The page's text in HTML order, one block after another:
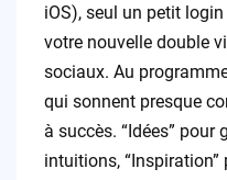
iOS), seul un petit
votre nouvelle double
sociaux. Au
qui sonnent presque
à succès. “Idées”
intuitions,